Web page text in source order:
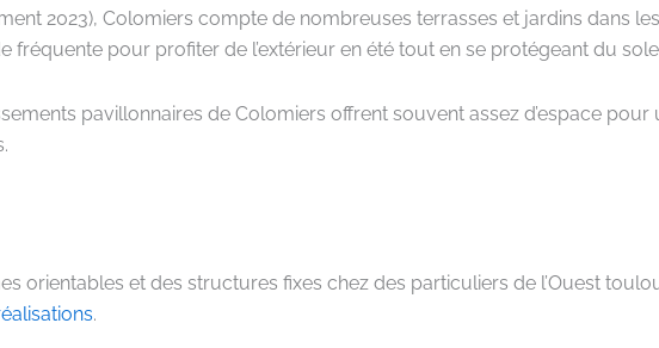
2023), Colomiers compte de nombreuses terrasses et jardins dans
fréquente pour profiter de l’extérieur en été tout en se protégeant du
pavillonnaires de Colomiers offrent souvent assez d’espace
orientables et des structures fixes chez des particuliers de l’Ouest
.